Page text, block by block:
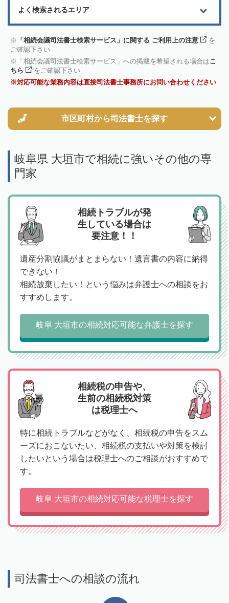
よく検索されるエリア
「相続会議司法書士検索サービス」に関する ご利用上の注意
を
ご確認下さい
「相続会議司法書士検索サービス」への掲載を希望される場合はこ
ちら
をご確認下さい
対応可能な業務内容は直接司法書士事務所にお問い合わせください
市区町村から司法書士を探す
岐阜県 大垣市で相続に強いその他の専
門家
相続トラブルが発
生している場合は
要注意！！
遺産分割協議がまとまらない！遺言書の内容に納得
できない！
相続放棄したい！という悩みは弁護士への相談をお
すすめします。
岐阜 大垣市の相続対応可能な弁護士を探す
相続税の申告や、
生前の相続税対策
は税理士へ
特に相続トラブルなどがなく、相続税の申告をスム
ーズにおこないたい、相続税の支払いや対策を検討
したいという場合は税理士へのご相談がおすすめで
す。
岐阜 大垣市の相続対応可能な税理士を探す
司法書士への相談の流れ